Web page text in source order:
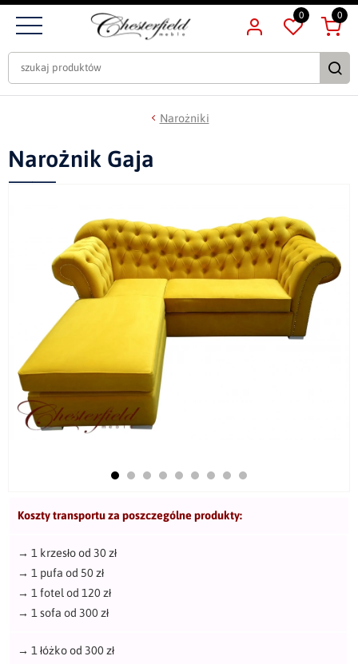
0 0
Narożniki
Narożnik Gaja
Koszty transportu za poszczególne produkty:
→ 1 krzesło od 30 zł
→ 1 pufa od 50 zł
→ 1 fotel od 120 zł
→ 1 sofa od 300 zł
→ 1 łóżko od 300 zł